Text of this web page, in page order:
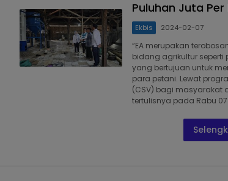
Puluhan Juta Per
Ekbis 2024-02-07
“EA merupakan
bidang agrikultur seperti
yang bertujuan untuk
para petani. Lewat
(CSV) bagi masyarakat
tertulisnya pada Rabu 07